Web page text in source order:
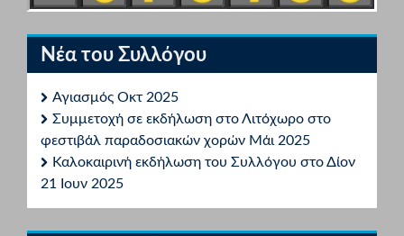
Νέα του Συλλόγου
Αγιασμός Οκτ 2025
Συμμετοχή σε εκδήλωση στο Λιτόχωρο στο
φεστιβάλ παραδοσιακών χορών Μάι 2025
Καλοκαιρινή εκδήλωση του Συλλόγου στο Δίον
21 Ιουν 2025